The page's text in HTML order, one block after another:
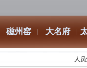
磁州窑 大名府
人